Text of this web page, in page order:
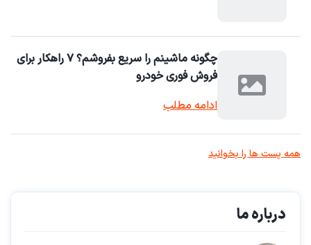
چگونه ماشینم را سریع بفروشم؟ ۷ راهکار برای
فروش فوری خودرو
ادامه مطلب
همه پست ها را بخوانید
درباره ما